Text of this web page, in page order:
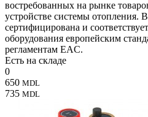
востребованных на рынке
устройстве системы отопления.
сертифицирована и
оборудования европейским
регламентам EAC.
Есть на складе
0
650 MDL
735 MDL